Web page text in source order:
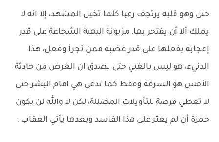
حتى وهو قلبه يرتجف رعبا كلما تخيل المشهد، إلا انه لا
يملك ألا أن يفتخر بها، مزيونة البهية الشجاعة على قدر
إعجابه بفعلها على قدر غضبه ممن تجرأ وفعل، هذا
الدنيء، هو ليس بالغبي حتى يصدق ان الغرض من حادثة
الأمس هو السرقة وفقط كما تدعي هي امام البشر حتى
لا تعطي فرصة للتأويلات المضللة، لكن لا والله لن يكون
حمزة أن لم يعثر على هذا الفاسد وبعدها يأتي العقاب .